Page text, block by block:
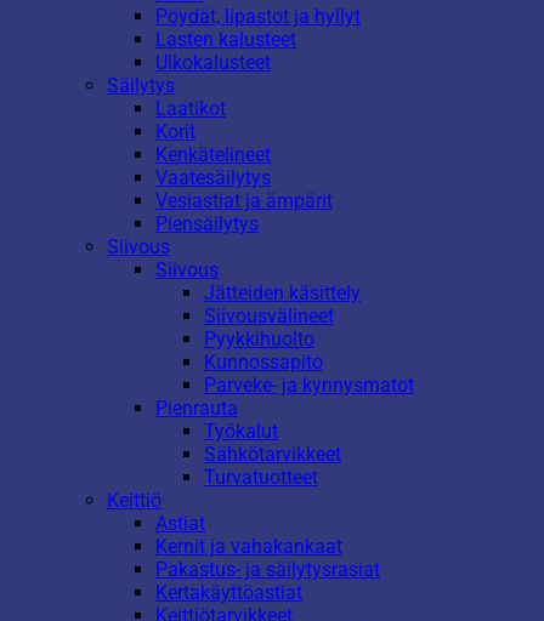
Pöydät, lipastot ja hyllyt
Lasten kalusteet
Ulkokalusteet
Säilytys
Laatikot
Korit
Kenkätelineet
Vaatesäilytys
Vesiastiat ja ämpärit
Piensäilytys
Siivous
Siivous
Jätteiden käsittely
Siivousvälineet
Pyykkihuolto
Kunnossapito
Parveke- ja kynnysmatot
Pienrauta
Työkalut
Sähkötarvikkeet
Turvatuotteet
Keittiö
Astiat
Kernit ja vahakankaat
Pakastus- ja säilytysrasiat
Kertakäyttöastiat
Keittiötarvikkeet